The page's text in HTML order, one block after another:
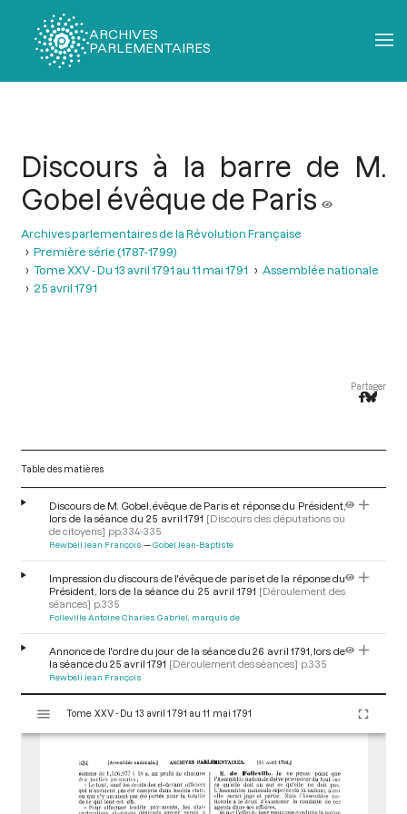
ARCHIVES
PARLEMENTAIRES
Discours à la barre de M.
Gobel évêque de Paris
Archives parlementaires de la Révolution Française
Première série (1787-1799)
Tome XXV - Du 13 avril 1791 au 11 mai 1791
Assemblée nationale
25 avril 1791
Partager
Table des matières
Discours de M. Gobel, évêque de Paris et réponse du Président,
lors de la séance du 25 avril 1791 [Discours des députations ou
de citoyens] pp.334-335
Rewbell Jean François Gobel Jean-Baptiste
Impression du discours de l'évêque de paris et de la réponse du
Président, lors de la séance du 25 avril 1791 [Déroulement des
séances] p.335
Folleville Antoine Charles Gabriel, marquis de
Annonce de l'ordre du jour de la séance du 26 avril 1791, lors de
la séance du 25 avril 1791 [Déroulement des séances] p.335
Rewbell Jean François
s
Tome XXV - Du 13 avril 1791 au 11 mai 1791